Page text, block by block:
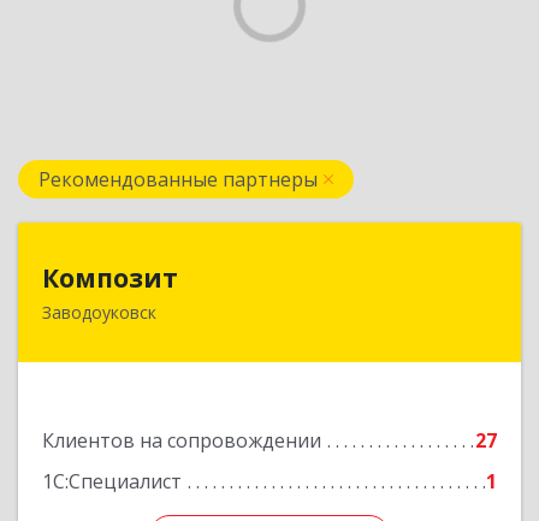
Рекомендованные партнеры
Композит
Заводоуковск
Клиентов на сопровождении
27
1С:Специалист
1
627140, Тюменская обл, Заводоуковский р-н,